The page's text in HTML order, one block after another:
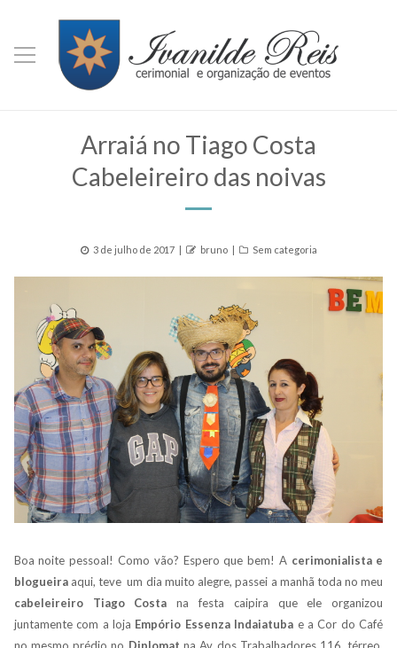
Arraiá no Tiago Costa
Cabeleireiro das noivas
Posted
3 de julho de 2017 Author
bruno Categories
Sem categoria
Boa noite pessoal! Como vão? Espero que bem! A cerimonialista e
blogueiraaqui, teve um dia muito alegre, passei a manhã toda no meu
cabeleireiro Tiago Costa na festa caipira que ele organizou
juntamente com a loja Empório Essenza Indaiatuba e a Cor do Café
no mesmo prédio no Diplomat na Av dos Trabalhadores 116, térreo,